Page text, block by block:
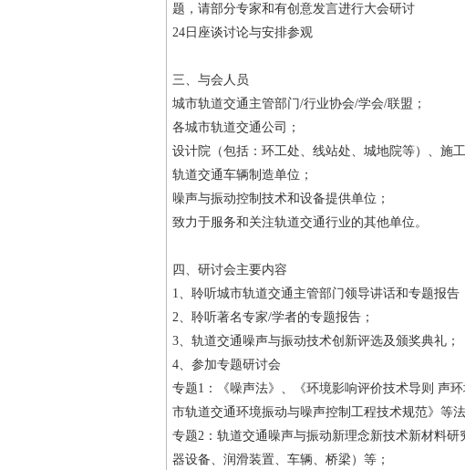
题，请部分专家和有创意发言进行大会研讨
24日座谈讨论与安排参观
三、与会人员
城市轨道交通主管部门/行业协会/学会/联盟；
各城市轨道交通公司；
设计院（包括：环工处、线站处、城地院等）、施
轨道交通车辆制造单位；
噪声与振动控制技术和设备提供单位；
致力于服务和关注轨道交通行业的其他单位。
四、研讨会主要内容
1、聆听城市轨道交通主管部门领导讲话和专题报告
2、聆听著名专家/学者的专题报告；
3、轨道交通噪声与振动技术创新评选及颁奖典礼；
4、参加专题研讨会
专题1：《噪声法》、《环境影响评价技术导则 声
市轨道交通环境振动与噪声控制工程技术规范》等
专题2：轨道交通噪声与振动新理念新技术新材料
器设备、润滑装置、车辆、桥梁）等；